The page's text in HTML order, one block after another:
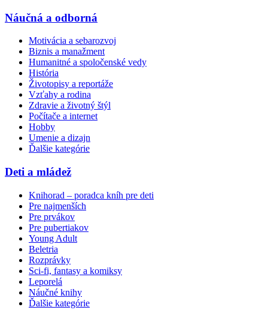
Náučná a odborná
Motivácia a sebarozvoj
Biznis a manažment
Humanitné a spoločenské vedy
História
Životopisy a reportáže
Vzťahy a rodina
Zdravie a životný štýl
Počítače a internet
Hobby
Umenie a dizajn
Ďalšie kategórie
Deti a mládež
Knihorad – poradca kníh pre deti
Pre najmenších
Pre prvákov
Pre pubertiakov
Young Adult
Beletria
Rozprávky
Sci-fi, fantasy a komiksy
Leporelá
Náučné knihy
Ďalšie kategórie